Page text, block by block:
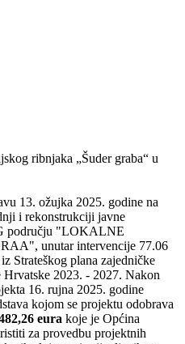
ribnjaka „Šuder graba“ u
13. ožujka 2025. godine na
i rekonstrukciji javne
području "LOKALNE
unutar intervencije 77.06
Strateškog plana zajedničke
2023. - 2027. Nakon
16. rujna 2025. godine
kojom se projektu odobrava
eura koje je Općina
za provedbu projektnih